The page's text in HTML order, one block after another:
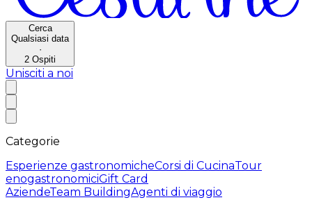
Cerca
Qualsiasi data
·
2 Ospiti
Unisciti a noi
Categorie
Esperienze gastronomicheCorsi di CucinaTour
enogastronomiciGift Card
AziendeTeam BuildingAgenti di viaggio